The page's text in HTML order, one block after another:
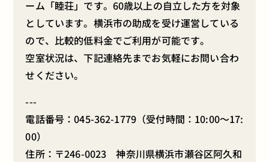
ーム「睦荘」です。60歳以上の自立した方を対象
としています。横浜市の助成を受け運営している
ので、比較的低料金でご利用が可能です。
空室状況は、下記連絡先までお気軽にお問い合わ
せください。
---
電話番号：045-362-1779 （受付時間：10:00～17:
00）
住所：〒246-0023 神奈川県横浜市瀬谷区阿久和